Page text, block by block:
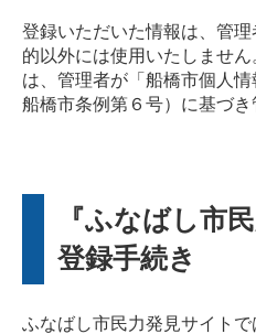
登録いただいた情報は、管
的以外には使用いたしませ
は、管理者が「船橋市個人
船橋市条例第６号）に基づき
『ふなばし市
登録手続き
ふなばし市民力発見サイト